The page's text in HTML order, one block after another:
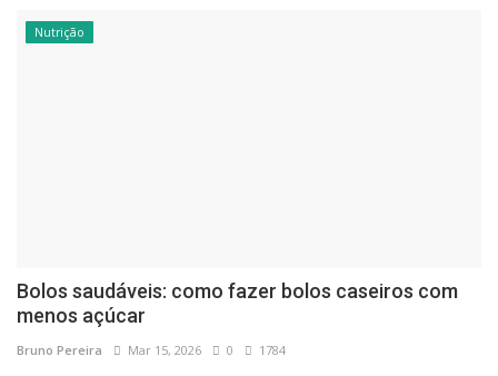
Nutrição
Bolos saudáveis: como fazer bolos caseiros com
menos açúcar
Bruno Pereira Mar 15, 2026 0 1784